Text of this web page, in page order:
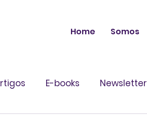
Home Somos
E-books Newsletter